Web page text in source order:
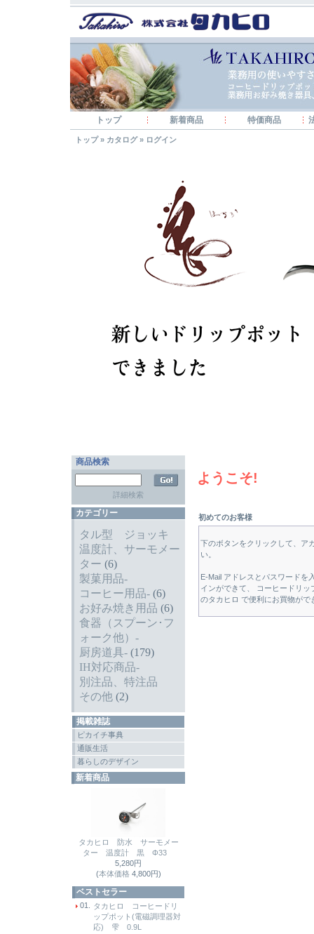
トップ 新着商品 特価商品
トップ» カタログ» ログイン
商品検索
詳細検索
カテゴリー
タル型 ジョッキ
温度計、サーモメー
ター (6)
製菓用品-
コーヒー用品- (6)
お好み焼き用品 (6)
食器（スプーン･フ
ォーク他）-
厨房道具- (179)
IH対応商品-
別注品、特注品
その他 (2)
掲載雑誌
ピカイチ事典
通販生活
暮らしのデザイン
新着商品
タカヒロ 防水 サーモメー
ター 温度計 黒 Φ33
5,280円
(本体価格4,800円)
ベストセラー
01.
タカヒロ コーヒードリ
ップポット(電磁調理器対
応) 雫 0.9L
ようこそ!
初めてのお客様
下のボタンをクリックして、ア
い。
E-Mail アドレスとパスワードを
インができて、 コーヒードリ
のタカヒロ で便利にお買物がで